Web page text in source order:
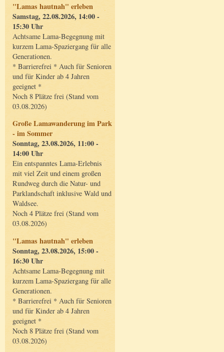
"Lamas hautnah" erleben
Samstag, 22.08.2026, 14:00 -
15:30 Uhr
Achtsame Lama-Begegnung mit
kurzem Lama-Spaziergang für alle
Generationen.
* Barrierefrei * Auch für Senioren
und für Kinder ab 4 Jahren
geeignet *
Noch 8 Plätze frei (Stand vom
03.08.2026)
Große Lamawanderung im Park
- im Sommer
Sonntag, 23.08.2026, 11:00 -
14:00 Uhr
Ein entspanntes Lama-Erlebnis
mit viel Zeit und einem großen
Rundweg durch die Natur- und
Parklandschaft inklusive Wald und
Waldsee.
Noch 4 Plätze frei (Stand vom
03.08.2026)
"Lamas hautnah" erleben
Sonntag, 23.08.2026, 15:00 -
16:30 Uhr
Achtsame Lama-Begegnung mit
kurzem Lama-Spaziergang für alle
Generationen.
* Barrierefrei * Auch für Senioren
und für Kinder ab 4 Jahren
geeignet *
Noch 8 Plätze frei (Stand vom
03.08.2026)